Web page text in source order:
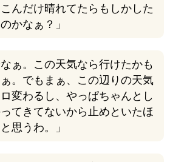
んだけ晴れてたらもしかした
かなぁ？」
なぁ。この天気なら行けたかも
。でもまぁ、この辺りの天気
変わるし、やっぱちゃんとし
てきてないから止めといたほ
思うわ。」